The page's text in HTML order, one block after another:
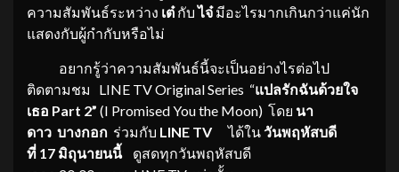
ความสัมพันธ์ระหว่าง เต๋กับไจ๋มีอะไรมากเกินกว่าแค่นัก
แสดงกับผู้กำกับหรือไม่
อยากรู้ว่าความสัมพันธ์นี้จะเป็นอย่างไรต่อไป
ติดตามชม LINE TV Original Series “แปลรักฉันด้วยใจ
เธอ Part 2” (I Promised You the Moon) โดย นา
ดาว บางกอก ร่วมกับ LINE TVได้ในวันพฤหัสบดี
ที่ 17 มิถุนายนนี้ดูสดทุกวันพฤหัสบดี